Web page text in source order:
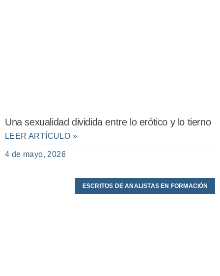
Una sexualidad dividida entre lo erótico y lo tierno
LEER ARTÍCULO »
4 de mayo, 2026
ESCRITOS DE ANALISTAS EN FORMACIÓN